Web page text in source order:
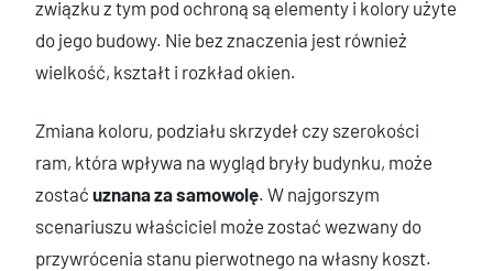
związku z tym pod ochroną są elementy i kolory użyte
do jego budowy. Nie bez znaczenia jest również
wielkość, kształt i rozkład okien.
Zmiana koloru, podziału skrzydeł czy szerokości
ram, która wpływa na wygląd bryły budynku, może
zostać uznana za samowolę. W najgorszym
scenariuszu właściciel może zostać wezwany do
przywrócenia stanu pierwotnego na własny koszt.